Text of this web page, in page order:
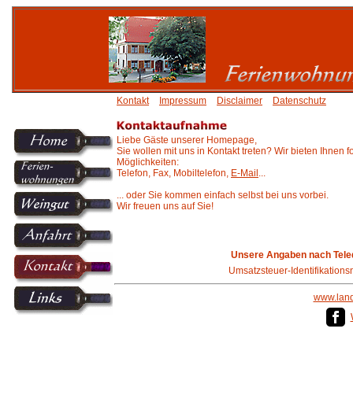
Kontakt Impressum Disclaimer Datenschutz
Liebe Gäste unserer Homepage,
Sie wollen mit uns in Kontakt treten? Wir bieten Ihnen
Möglichkeiten:
Telefon, Fax, Mobiltelefon, E-Mail ...
... oder Sie kommen einfach selbst bei uns vorbei.
Wir freuen uns auf Sie!
Unsere Angaben nach
Umsatzsteuer-